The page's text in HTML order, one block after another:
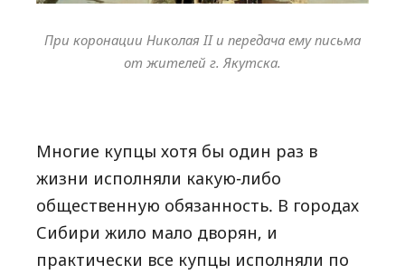
При коронации Николая II и передача ему письма
от жителей г. Якутска.
Многие купцы хотя бы один раз в
жизни исполняли какую-либо
общественную обязанность. В городах
Сибири жило мало дворян, и
практически все купцы исполняли по